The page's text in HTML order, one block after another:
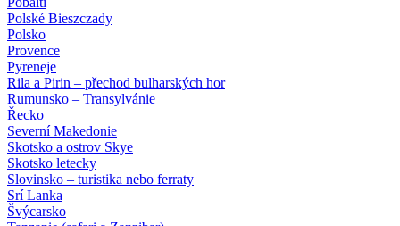
Polské Bieszczady
Polsko
Provence
Pyreneje
Rila a Pirin – přechod bulharských hor
Rumunsko – Transylvánie
Řecko
Severní Makedonie
Skotsko a ostrov Skye
Skotsko letecky
Slovinsko – turistika nebo ferraty
Srí Lanka
Švýcarsko